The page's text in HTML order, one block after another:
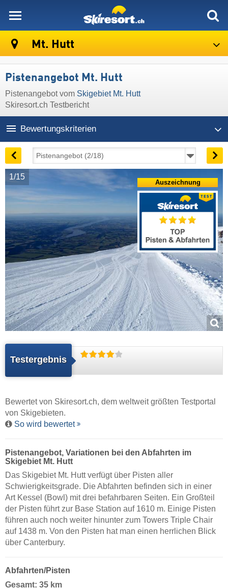
Mt. Hutt
Pistenangebot Mt. Hutt
Pistenangebot vom Skigebiet Mt. Hutt
Skiresort.ch Testbericht
Bewertungskriterien
1/15
Testergebnis
Auszeichnung
Bewertet von Skiresort.ch, dem weltweit größten Testportal
von Skigebieten.
So wird bewertet
Pistenangebot, Variationen bei den Abfahrten im
Skigebiet Mt. Hutt
Das Skigebiet Mt. Hutt verfügt über Pisten aller
Schwierigkeitsgrade. Die Abfahrten befinden sich in einer
Art Kessel (Bowl) mit drei befahrbaren Seiten. Ein Großteil
der Pisten führt zur Base Station auf 1610 m. Einige Pisten
führen auch noch weiter hinunter zum Towers Triple Chair
auf 1438 m. Von den Pisten hat man einen herrlichen Blick
über Canterbury.
Abfahrten/Pisten
Gesamt: 35 km